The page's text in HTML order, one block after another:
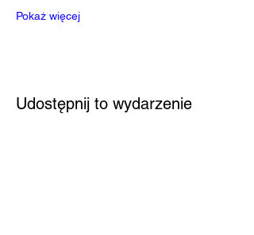
Pokaż więcej
Udostępnij to wydarzenie